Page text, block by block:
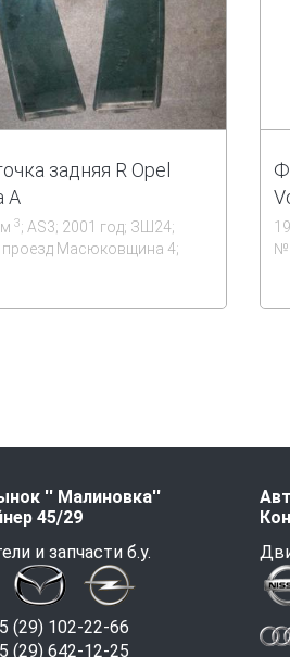
задняя R Opel
A
3; AS3; 2001 год; ЗШ24;
проезд Масюковщина 4;
'' Малиновка''
45/29
и запчасти б.у.
(29) 102-22-66
(29) 642-12-25